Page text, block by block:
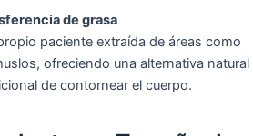
de grasa
paciente extraída de áreas como
ofreciendo una alternativa natural
de contornear el cuerpo.